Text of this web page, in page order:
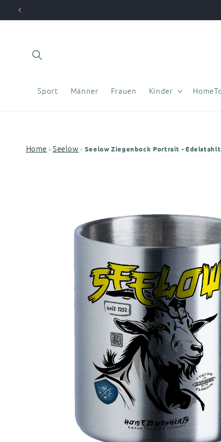
zum
Inhalt
Sport Männer Frauen Kinder
Home › Seelow › Seelow Ziegenbock Portrait -